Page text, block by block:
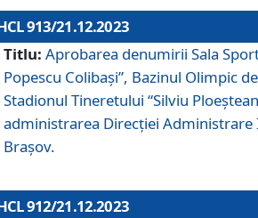
913/21.12.2023
Titlu: Aprobarea denumirii Sala
Popescu Colibași”, Bazinul Olimpic
Stadionul Tineretului “Silviu
administrarea Direcției
Brașov.
912/21.12.2023